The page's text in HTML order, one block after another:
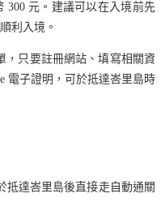
300 元。建議可以在入境前先
利入境。
，只要註冊網站、填寫相關資
電子證明，可於抵達峇里島時
抵達峇里島後直接走自動通關